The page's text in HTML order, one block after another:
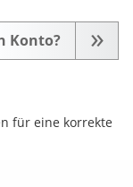
Konto?
für eine korrekte